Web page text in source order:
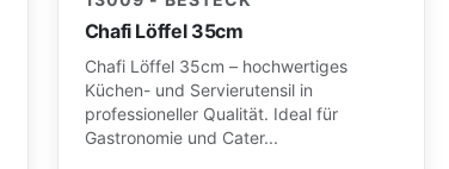
Chafi Löffel 35cm
Chafi Löffel 35cm – hochwertiges
Küchen- und Servierutensil in
professioneller Qualität. Ideal für
Gastronomie und Cater...